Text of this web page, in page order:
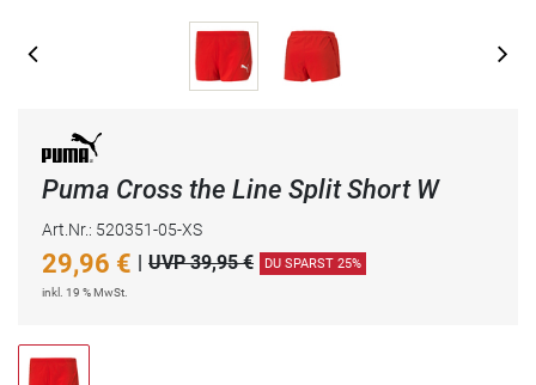
Puma Cross the Line Split Short W
Art.Nr.: 520351-05-XS
29,96 € UVP 39,95 € DU SPARST 25%
inkl. 19 % MwSt.